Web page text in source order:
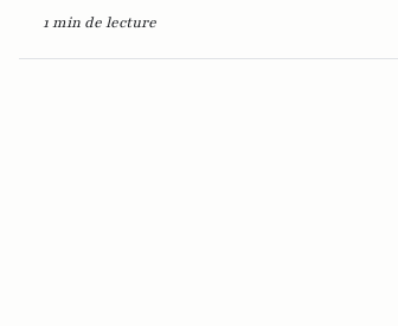
1 min de lecture